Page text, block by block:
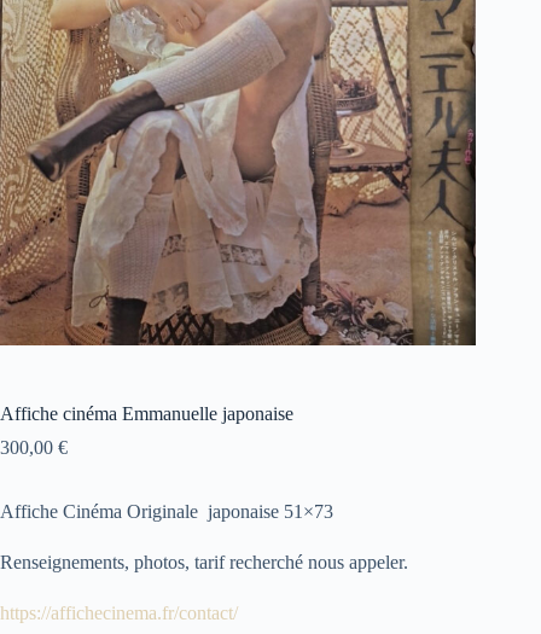
Affiche cinéma Emmanuelle japonaise
300,00 €
Affiche Cinéma Originale japonaise 51×73
Renseignements, photos, tarif recherché nous appeler.
https://affichecinema.fr/contact/